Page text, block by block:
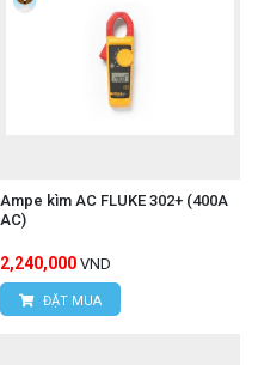
Ampe kìm AC FLUKE 302+ (400A
AC)
2,240,000 VND
ĐẶT MUA